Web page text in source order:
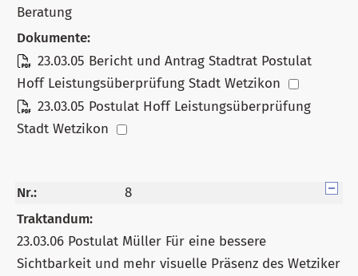
Beratung
Dokumente:
23.03.05 Bericht und Antrag Stadtrat Postulat
Hoff Leistungsüberprüfung Stadt Wetzikon
23.03.05 Postulat Hoff Leistungsüberprüfung
Stadt Wetzikon
Nr.:
8
Traktandum:
23.03.06 Postulat Müller Für eine bessere
Sichtbarkeit und mehr visuelle Präsenz des Wetziker